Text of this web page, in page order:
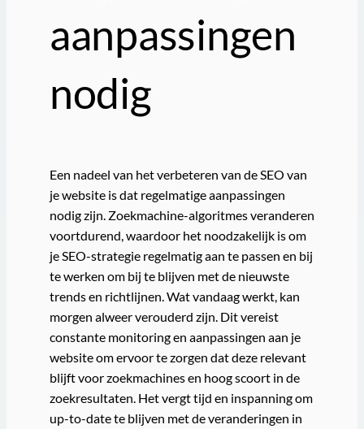
aanpassingen
nodig
Een nadeel van het verbeteren van de SEO van
je website is dat regelmatige aanpassingen
nodig zijn. Zoekmachine-algoritmes veranderen
voortdurend, waardoor het noodzakelijk is om
je SEO-strategie regelmatig aan te passen en bij
te werken om bij te blijven met de nieuwste
trends en richtlijnen. Wat vandaag werkt, kan
morgen alweer verouderd zijn. Dit vereist
constante monitoring en aanpassingen aan je
website om ervoor te zorgen dat deze relevant
blijft voor zoekmachines en hoog scoort in de
zoekresultaten. Het vergt tijd en inspanning om
up-to-date te blijven met de veranderingen in